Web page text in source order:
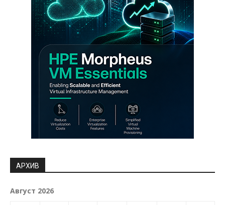
АРХИВ
Август 2026